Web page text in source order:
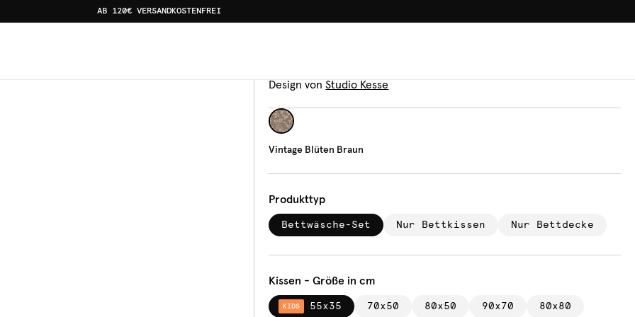
AB 120€ VERSANDKOSTENFREI
Bettwäsche
Design von Studio Kesse
Vintage Blüten Braun
Produkttyp
Bettwäsche-Set Nur Bettkissen Nur Bettdecke
Kissen - Größe in cm
KIDS 55x35 70x50 80x50 90x70 80x80